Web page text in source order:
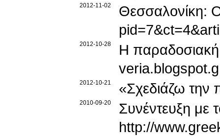
2012-11-02
Θεσσαλονίκη:
2012-10-28
Η παραδοσιακή
2012-10-21 «Σχεδιάζω την
2010-09-20
Συνέντευξη με
http://